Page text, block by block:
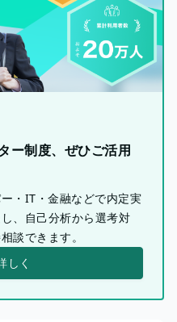
ー制度、ぜひご活用
・IT・金融などで内定実
、自己分析から選考対
談できます。
しく